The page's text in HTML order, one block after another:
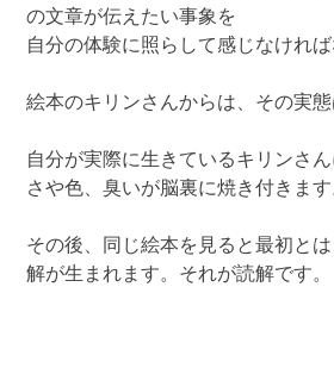
の文章が伝えたい事象を
自分の体験に照らして感じなければ
絵本のキリンさんからは、その実態
自分が実際に生きているキリンさ
さや色、臭いが脳裏に焼き付きます
その後、同じ絵本を見ると最初と
解が生まれます。それが読解です。